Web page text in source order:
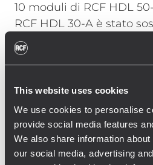
This website uses cookies
We use cookies to personalise
provide social media features
We also share information
our social media, advertising
10 moduli di RCF HDL
RCF HDL 30-A è stato
un solo motore CM da 1
dolly a 4 moduli del HDL
appendimento con solo
SUB 9006-AS sono
due file da 10 ottenendo
Fire che permette di
FOH avendo comunque